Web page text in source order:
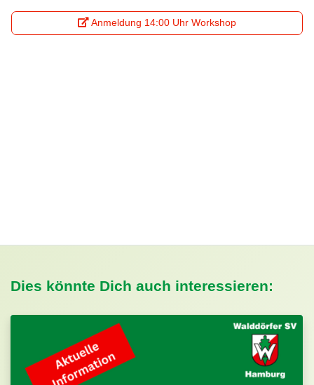
Anmeldung 14:00 Uhr Workshop
Dies könnte Dich auch interessieren: